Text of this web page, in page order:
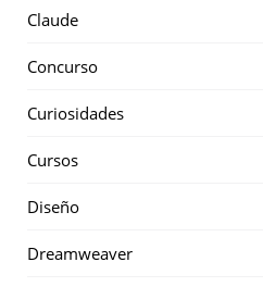
Claude
Concurso
Curiosidades
Cursos
Diseño
Dreamweaver